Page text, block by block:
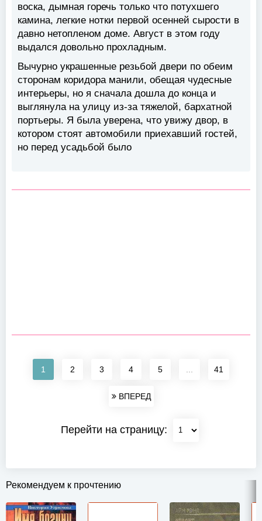
воска, дымная горечь только что потухшего
камина, легкие нотки первой осенней сырости в
давно нетопленом доме. Август в этом году
выдался довольно прохладным.
Вычурно украшенные резьбой двери по обеим
сторонам коридора манили, обещая чудесные
интерьеры, но я сначала дошла до конца и
выглянула на улицу из-за тяжелой, бархатной
портьеры. Я была уверена, что увижу двор, в
котором стоят автомобили приехавший гостей,
но перед усадьбой было
1 2 3 4 5 41
ВПЕРЕД
Перейти на страницу:
Рекомендуем к прочтению